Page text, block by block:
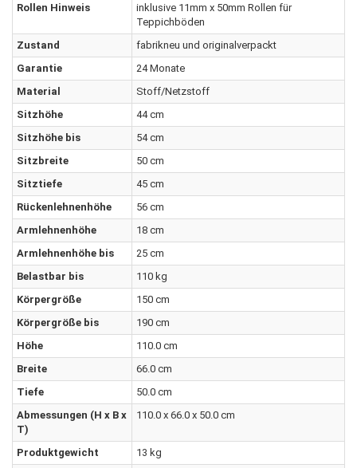
Rollen Hinweis
inklusive 11mm x 50mm Rollen für
Teppichböden
Zustand
fabrikneu und originalverpackt
Garantie
24 Monate
Material
Stoff/Netzstoff
Sitzhöhe
44 cm
Sitzhöhe bis
54 cm
Sitzbreite
50 cm
Sitztiefe
45 cm
Rückenlehnenhöhe
56 cm
Armlehnenhöhe
18 cm
Armlehnenhöhe bis
25 cm
Belastbar bis
110 kg
Körpergröße
150 cm
Körpergröße bis
190 cm
Höhe
110.0 cm
Breite
66.0 cm
Tiefe
50.0 cm
Abmessungen (H x B x
T)
110.0 x 66.0 x 50.0 cm
Produktgewicht
13 kg